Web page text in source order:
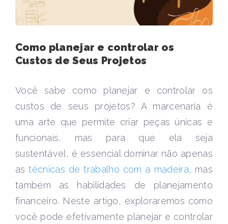
Como planejar e controlar os
Custos de Seus Projetos
Você sabe como planejar e controlar os
custos de seus projetos? A marcenaria é
uma arte que permite criar peças únicas e
funcionais, mas para que ela seja
sustentável, é essencial dominar não apenas
astécnicas de trabalho com a madeira, mas
também as habilidades de planejamento
financeiro. Neste artigo, exploraremos como
você pode efetivamente planejar e controlar